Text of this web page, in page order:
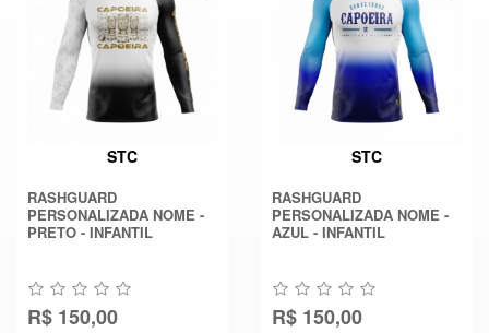
STC
RASHGUARD
PERSONALIZADA NOME -
PRETO - INFANTIL
R$ 150,00
STC
RASHGUARD
PERSONALIZADA NOME -
AZUL - INFANTIL
R$ 150,00